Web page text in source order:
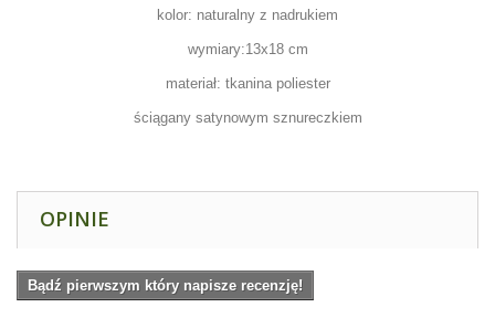
kolor: naturalny z nadrukiem
wymiary:13x18 cm
materiał: tkanina poliester
ściągany satynowym sznureczkiem
OPINIE
Bądź pierwszym który napisze recenzję!